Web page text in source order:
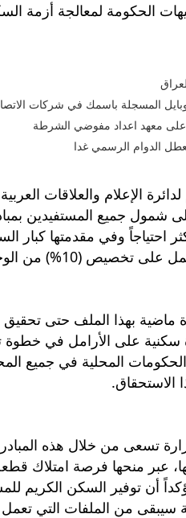
الحكومة لمعالجة أزمة
المسجلة باسمك في شركات
على معهد اعداد مفوضي الشرطة
الدوام الرسمي غدا
لدائرة الإعلام والعلاقات
شمول جميع المستفيدين
احتياجاً وفي مقدمتها كبار
من الوحدات السكنية لهذه الفئات.
ماضية بهذا الملف حتى
وحدة سكنية على الأرامل في
الحكومات المحلية في جميع
الاستحقاق.
تسعى من خلال هذه
عبر منحها فرصة امتلاك
أن توفير السكن الكريم
سيبقى من الملفات التي